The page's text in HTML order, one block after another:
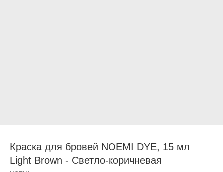
Краска для бровей NOEMI DYE, 15 мл
Light Brown - Светло-коричневая